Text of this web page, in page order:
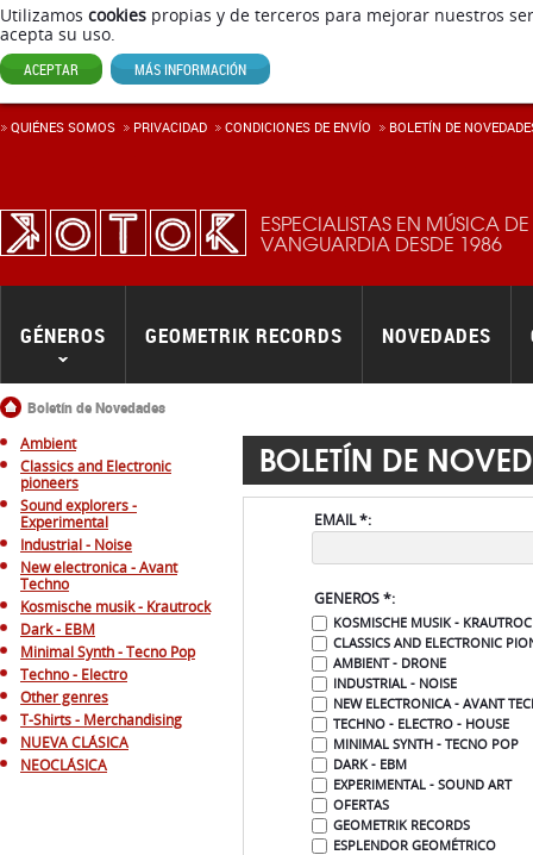
Utilizamos cookies propias y de terceros para mejorar nuestros
acepta su uso.
ACEPTAR MÁS INFORMACIÓN
ESPECIALISTAS EN MÚSICA DE
VANGUARDIA DESDE 1986
Inicio
Boletín de Novedades
GÉNEROS GEOMETRIK RECORDS NOVEDADES
QUIÉNES SOMOS PRIVACIDAD CONDICIONES DE ENVÍ­O BOLETÍN DE
Ambient
Classics and Electronic
pioneers
Sound explorers -
Experimental
Industrial - Noise
New electronica - Avant
Techno
Kosmische musik - Krautrock
Dark - EBM
Minimal Synth - Tecno Pop
Techno - Electro
Other genres
T-Shirts - Merchandising
NUEVA CLÁSICA
NEOCLÁSICA
BOLETÍN DE
EMAIL *:
GENEROS *:
KOSMISCHE MUSIK -
CLASSICS AND ELECTRONIC
AMBIENT - DRONE
INDUSTRIAL - NOISE
NEW ELECTRONICA - AVANT
TECHNO - ELECTRO - HOUSE
MINIMAL SYNTH - TECNO POP
DARK - EBM
EXPERIMENTAL - SOUND ART
OFERTAS
GEOMETRIK RECORDS
ESPLENDOR GEOMÉTRICO